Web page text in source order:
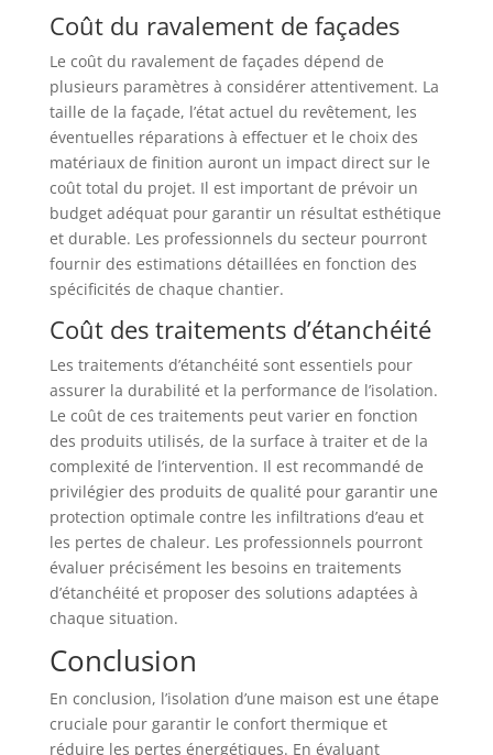
Coût du ravalement de façades
Le coût du ravalement de façades dépend de
plusieurs paramètres à considérer attentivement. La
taille de la façade, l’état actuel du revêtement, les
éventuelles réparations à effectuer et le choix des
matériaux de finition auront un impact direct sur le
coût total du projet. Il est important de prévoir un
budget adéquat pour garantir un résultat esthétique
et durable. Les professionnels du secteur pourront
fournir des estimations détaillées en fonction des
spécificités de chaque chantier.
Coût des traitements d’étanchéité
Les traitements d’étanchéité sont essentiels pour
assurer la durabilité et la performance de l’isolation.
Le coût de ces traitements peut varier en fonction
des produits utilisés, de la surface à traiter et de la
complexité de l’intervention. Il est recommandé de
privilégier des produits de qualité pour garantir une
protection optimale contre les infiltrations d’eau et
les pertes de chaleur. Les professionnels pourront
évaluer précisément les besoins en traitements
d’étanchéité et proposer des solutions adaptées à
chaque situation.
Conclusion
En conclusion, l’isolation d’une maison est une étape
cruciale pour garantir le confort thermique et
réduire les pertes énergétiques. En évaluant